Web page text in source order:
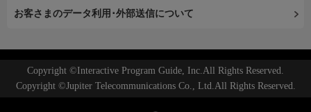
お客さまのデータ利用･外部送信について
Copyright ©Interactive Program Guide, Inc.All Rights Reserved.
Copyright ©Jupiter Telecommunications Co., Ltd.All Rights Reserved.